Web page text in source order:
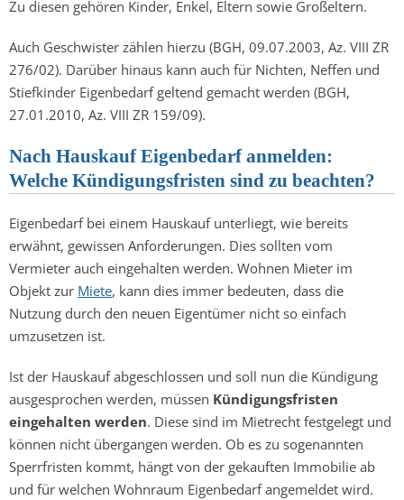
Zu diesen gehören Kinder, Enkel, Eltern sowie Großeltern.
Auch Geschwister zählen hierzu (BGH, 09.07.2003, Az. VIII ZR
276/02). Darüber hinaus kann auch für Nichten, Neffen und
Stiefkinder Eigenbedarf geltend gemacht werden (BGH,
27.01.2010, Az. VIII ZR 159/09).
Nach Hauskauf Eigenbedarf anmelden:
Welche Kündigungsfristen sind zu beachten?
Eigenbedarf bei einem Hauskauf unterliegt, wie bereits
erwähnt, gewissen Anforderungen. Dies sollten vom
Vermieter auch eingehalten werden. Wohnen Mieter im
Objekt zur Miete, kann dies immer bedeuten, dass die
Nutzung durch den neuen Eigentümer nicht so einfach
umzusetzen ist.
Ist der Hauskauf abgeschlossen und soll nun die Kündigung
ausgesprochen werden, müssen Kündigungsfristen
eingehalten werden. Diese sind im Mietrecht festgelegt und
können nicht übergangen werden. Ob es zu sogenannten
Sperrfristen kommt, hängt von der gekauften Immobilie ab
und für welchen Wohnraum Eigenbedarf angemeldet wird.